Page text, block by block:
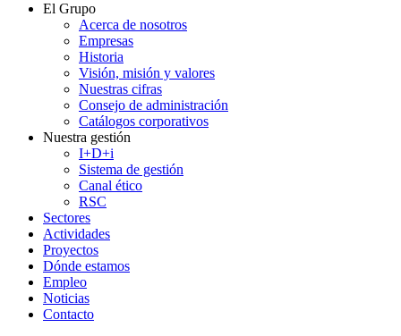
El Grupo
Acerca de nosotros
Empresas
Historia
Visión, misión y valores
Nuestras cifras
Consejo de administración
Catálogos corporativos
Nuestra gestión
I+D+i
Sistema de gestión
Canal ético
RSC
Sectores
Actividades
Proyectos
Dónde estamos
Empleo
Noticias
Contacto